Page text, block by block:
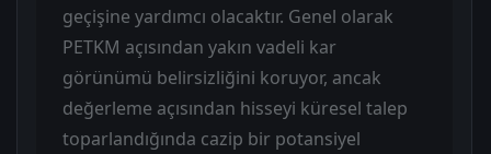
geçişine yardımcı olacaktır. Genel olarak
PETKM açısından yakın vadeli kar
görünümü belirsizliğini koruyor, ancak
değerleme açısından hisseyi küresel talep
toparlandığında cazip bir potansiyel